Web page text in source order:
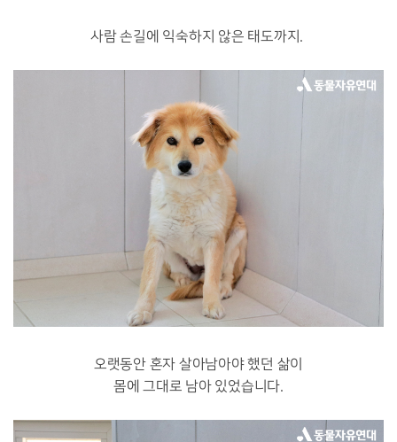
사람 손길에 익숙하지 않은 태도까지.
오랫동안 혼자 살아남아야 했던 삶이
몸에 그대로 남아 있었습니다.